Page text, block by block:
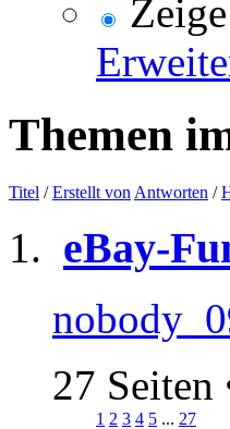
Themen
Titel /Erstellt von Antworten /
eBay-
27 Seiten
1 2 3 4 5 ... 27